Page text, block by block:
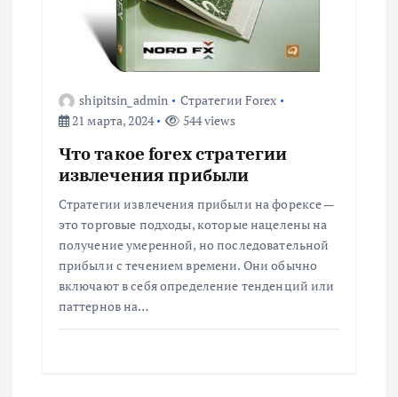
shipitsin_admin
Стратегии Forex
21 марта, 2024
544 views
Что такое forex стратегии
извлечения прибыли
Стратегии извлечения прибыли на форексе —
это торговые подходы, которые нацелены на
получение умеренной, но последовательной
прибыли с течением времени. Они обычно
включают в себя определение тенденций или
паттернов на…